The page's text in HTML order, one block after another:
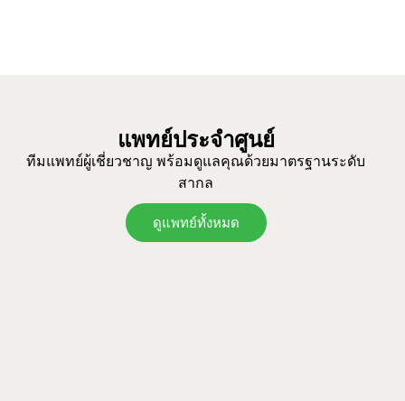
แพทย์ประจำศูนย์
ทีมแพทย์ผู้เชี่ยวชาญ พร้อมดูแลคุณด้วยมาตรฐานระดับ
สากล
ดูแพทย์ทั้งหมด